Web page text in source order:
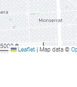
5000 ftLeaflet |Map data ©